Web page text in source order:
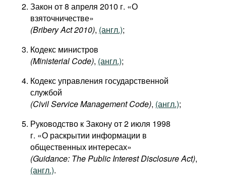
Документы международных
организаций
Фильмы
Подкасты
Закон от 8 апреля 2010 г. «О
взяточничестве»
(Bribery Act 2010), (англ.);
Кодекс министров
(Ministerial Code), (англ.);
Кодекс управления государственной
службой
(Civil Service Management Code), (англ.);
Руководство к Закону от 2 июля 1998
г. «О раскрытии информации в
общественных интересах»
(Guidance: The Public Interest Disclosure Act),
(англ.).